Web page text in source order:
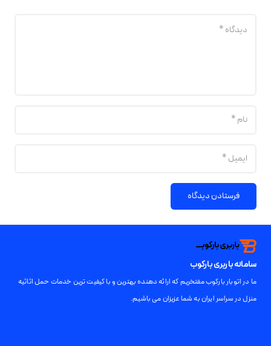
فرستادن دیدگاه
سامانه باربری بارکوب
ما در اتوبار بارکوب مفتخریم که ارائه دهنده بهترین و با کیفیت ترین خدمات حمل اثاثیه
منزل در سراسر ایران به شما عزیزان می باشیم.